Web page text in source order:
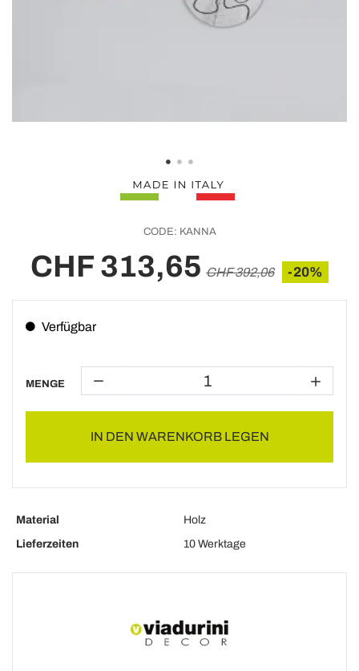
CODE: KANNA
CHF 313,65 CHF 392,06 -20%
Verfügbar
MENGE
IN DEN WARENKORB LEGEN
Material
Holz
Lieferzeiten
10 Werktage